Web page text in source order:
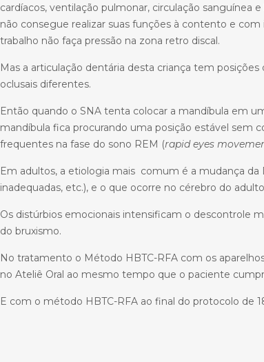
cardíacos, ventilação pulmonar, circulação sanguínea
não consegue realizar suas funções à contento e
trabalho não faça pressão na zona retro discal.
Mas a articulação dentária desta criança tem
oclusais diferentes.
Então quando o SNA tenta colocar a mandíbula em
mandíbula fica procurando uma posição estável sem
frequentes na fase do sono REM (rapid eyes
Em adultos, a etiologia mais comum é a mudança da
inadequadas, etc.), e o que ocorre no cérebro do
Os distúrbios emocionais intensificam o descontrole
do bruxismo.
No tratamento o Método HBTC-RFA com os
no Ateliê Oral ao mesmo tempo que o paciente
E com o método HBTC-RFA ao final do protocolo de